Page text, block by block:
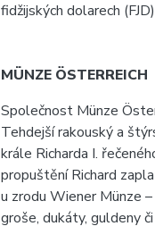
fidžijských dolarech
MÜNZE ÖSTERREICH
Společnost Münze
Tehdejší rakouský a
krále Richarda I.
propuštění Richard
u zrodu Wiener Münze
groše, dukáty, guldeny či